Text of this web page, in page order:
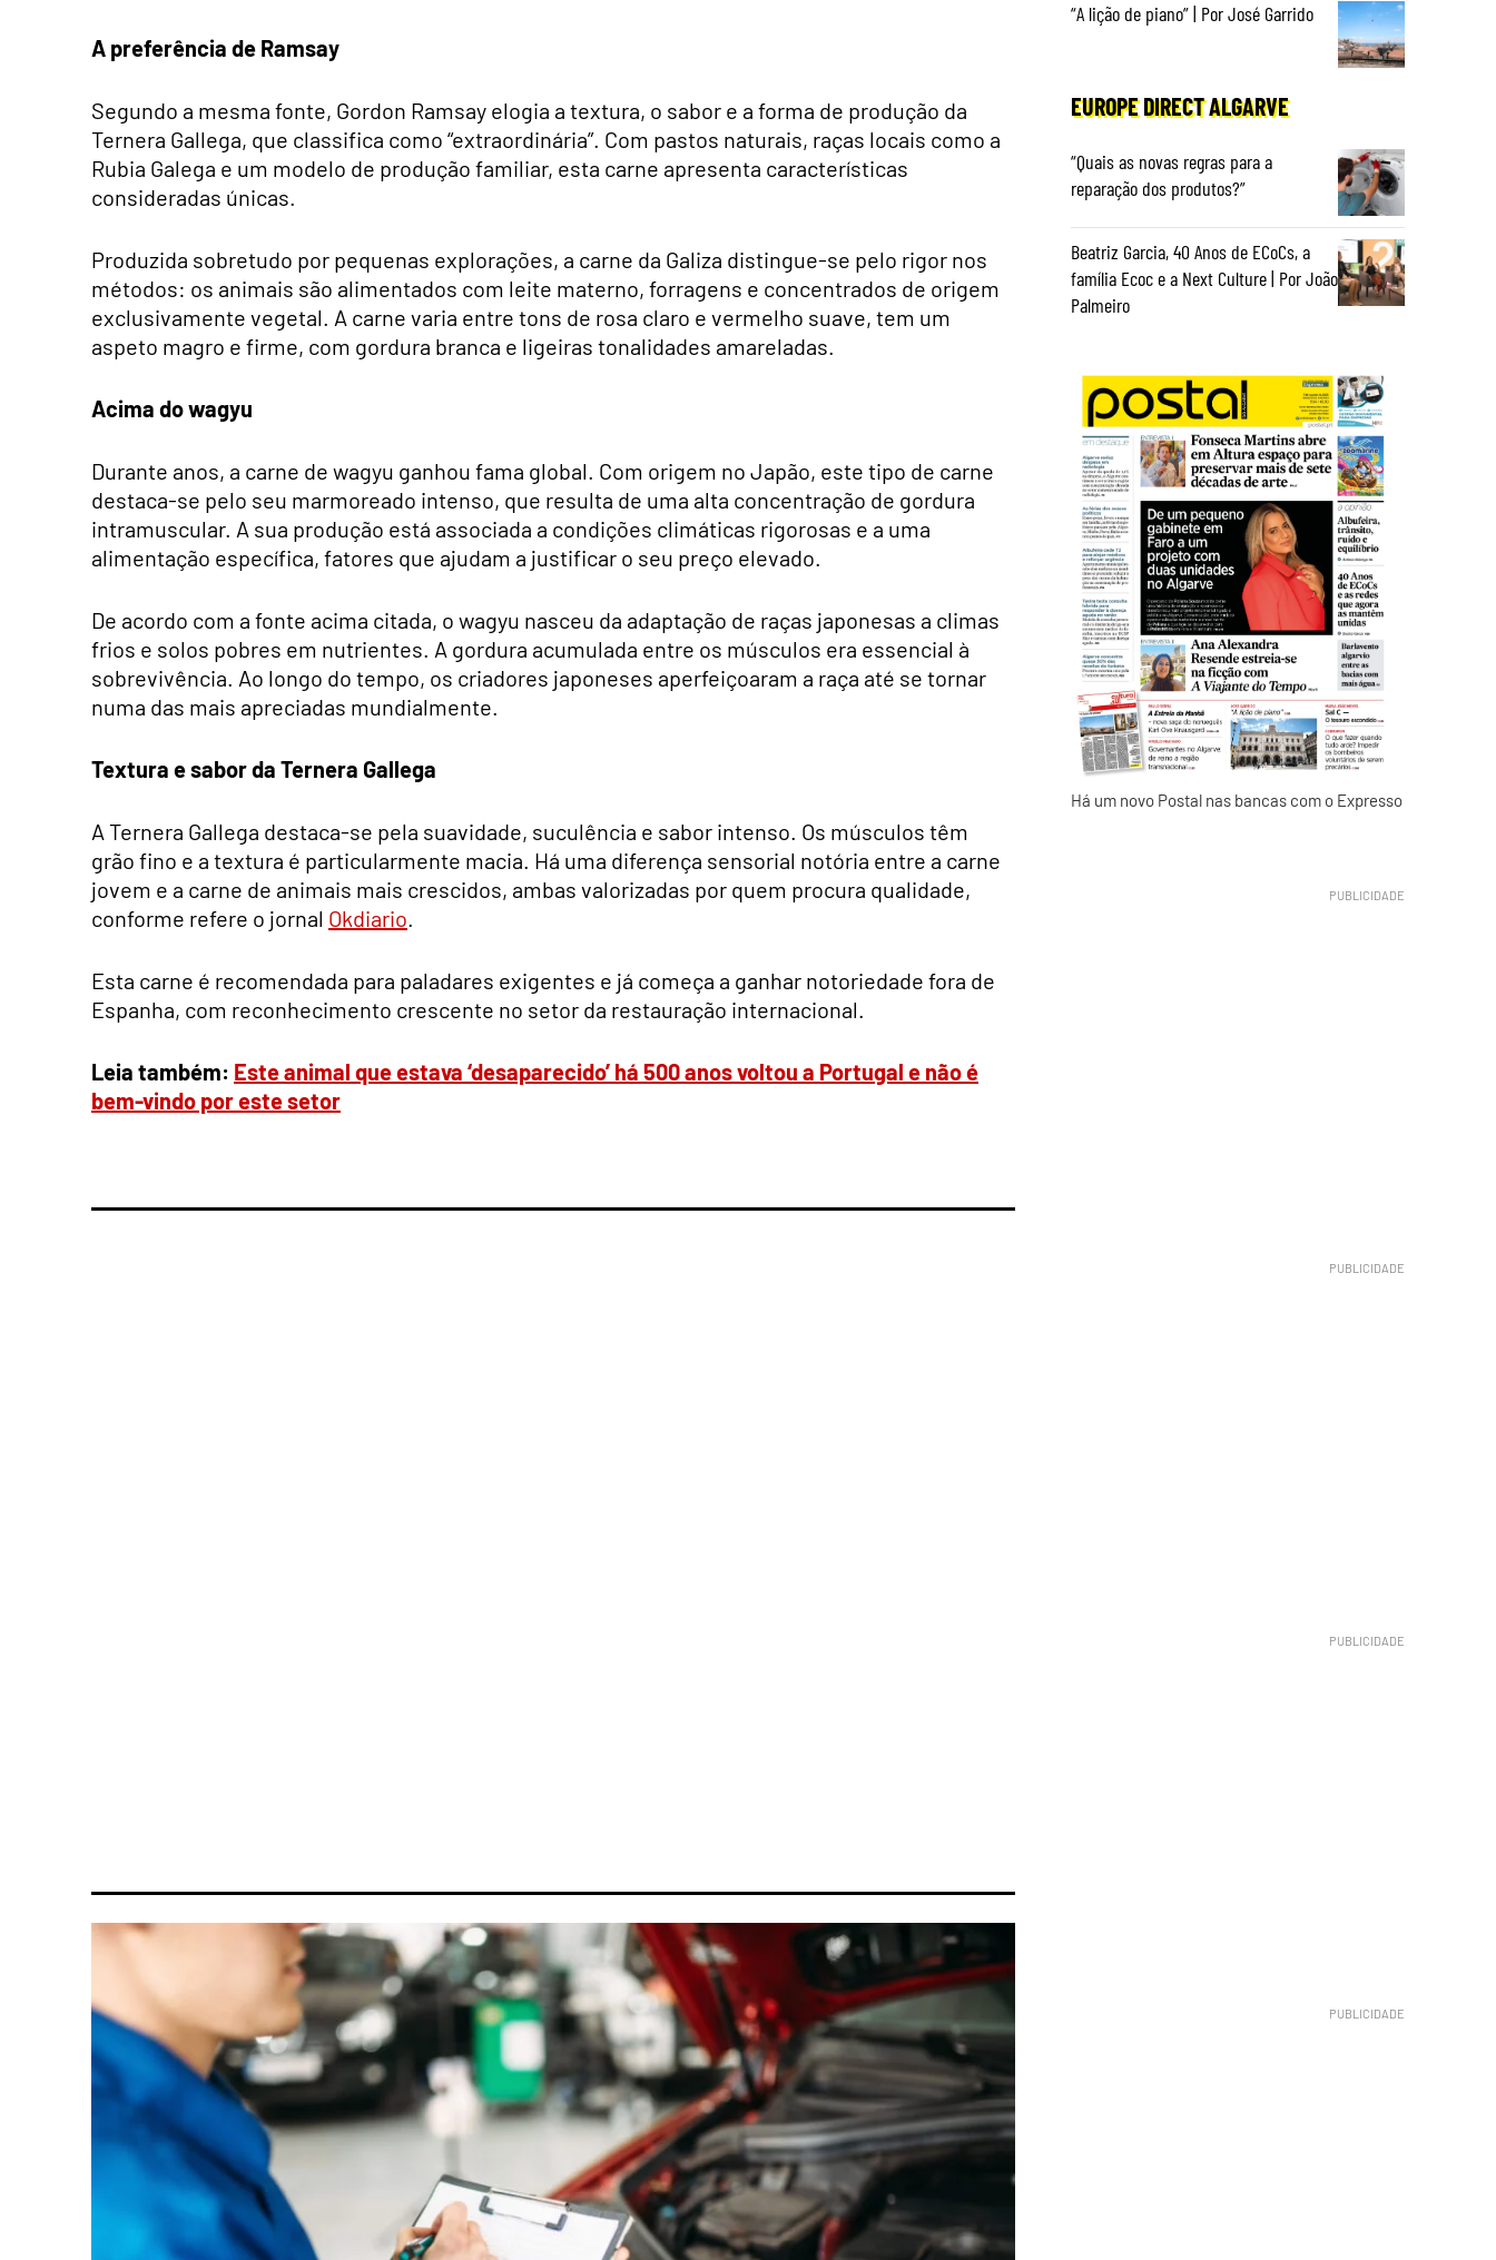
A preferência de Ramsay
Segundo a mesma fonte, Gordon Ramsay elogia a textura, o sabor e a forma de produção da
Ternera Gallega, que classifica como “extraordinária”. Com pastos naturais, raças locais como a
Rubia Galega e um modelo de produção familiar, esta carne apresenta características
consideradas únicas.
Produzida sobretudo por pequenas explorações, a carne da Galiza distingue-se pelo rigor nos
métodos: os animais são alimentados com leite materno, forragens e concentrados de origem
exclusivamente vegetal. A carne varia entre tons de rosa claro e vermelho suave, tem um
aspeto magro e firme, com gordura branca e ligeiras tonalidades amareladas.
Acima do wagyu
Durante anos, a carne de wagyu ganhou fama global. Com origem no Japão, este tipo de carne
destaca-se pelo seu marmoreado intenso, que resulta de uma alta concentração de gordura
intramuscular. A sua produção está associada a condições climáticas rigorosas e a uma
alimentação específica, fatores que ajudam a justificar o seu preço elevado.
De acordo com a fonte acima citada, o wagyu nasceu da adaptação de raças japonesas a climas
frios e solos pobres em nutrientes. A gordura acumulada entre os músculos era essencial à
sobrevivência. Ao longo do tempo, os criadores japoneses aperfeiçoaram a raça até se tornar
numa das mais apreciadas mundialmente.
Textura e sabor da Ternera Gallega
A Ternera Gallega destaca-se pela suavidade, suculência e sabor intenso. Os músculos têm
grão fino e a textura é particularmente macia. Há uma diferença sensorial notória entre a carne
jovem e a carne de animais mais crescidos, ambas valorizadas por quem procura qualidade,
conforme refere o jornal Okdiario
Esta carne é recomendada para paladares exigentes e já começa a ganhar notoriedade fora de
Espanha, com reconhecimento crescente no setor da restauração internacional.
Leia também: Este animal que estava ‘desaparecido’ há 500 anos voltou a Portugal e não é
bem-vindo por este setor
“A lição de piano” | Por José Garrido
EUROPE DIRECT ALGARVE
“Quais as novas regras para a
reparação dos produtos?”
Beatriz Garcia, 40 Anos de ECoCs, a
família Ecoc e a Next Culture | Por João
Palmeiro
Há um novo Postal nas bancas com o Expresso